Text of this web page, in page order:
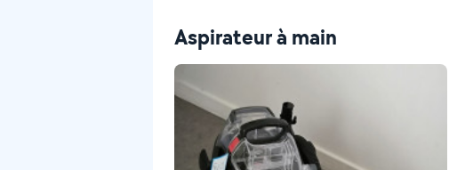
Aspirateur à main